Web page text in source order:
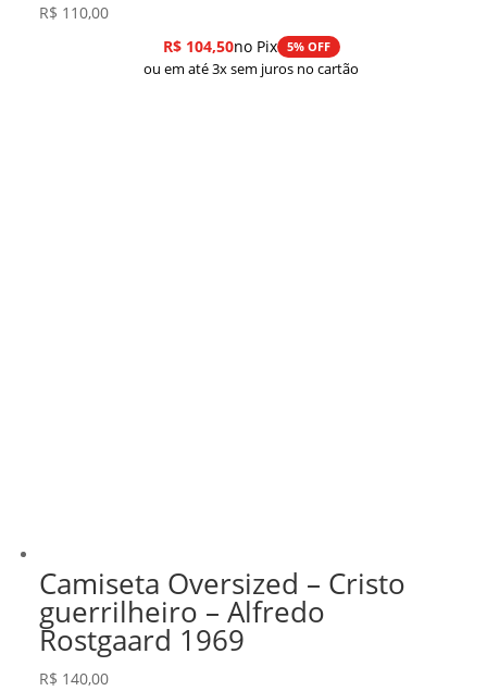
R$ 110,00
R$104,50no Pix 5% OFF
ou em até 3x sem juros no cartão
Camiseta Oversized – Cristo
guerrilheiro – Alfredo
Rostgaard 1969
R$ 140,00